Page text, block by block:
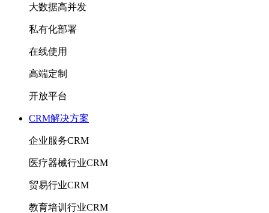
大数据高并发
私有化部署
在线使用
高端定制
开放平台
CRM解决方案
企业服务CRM
医疗器械行业CRM
贸易行业CRM
教育培训行业CRM